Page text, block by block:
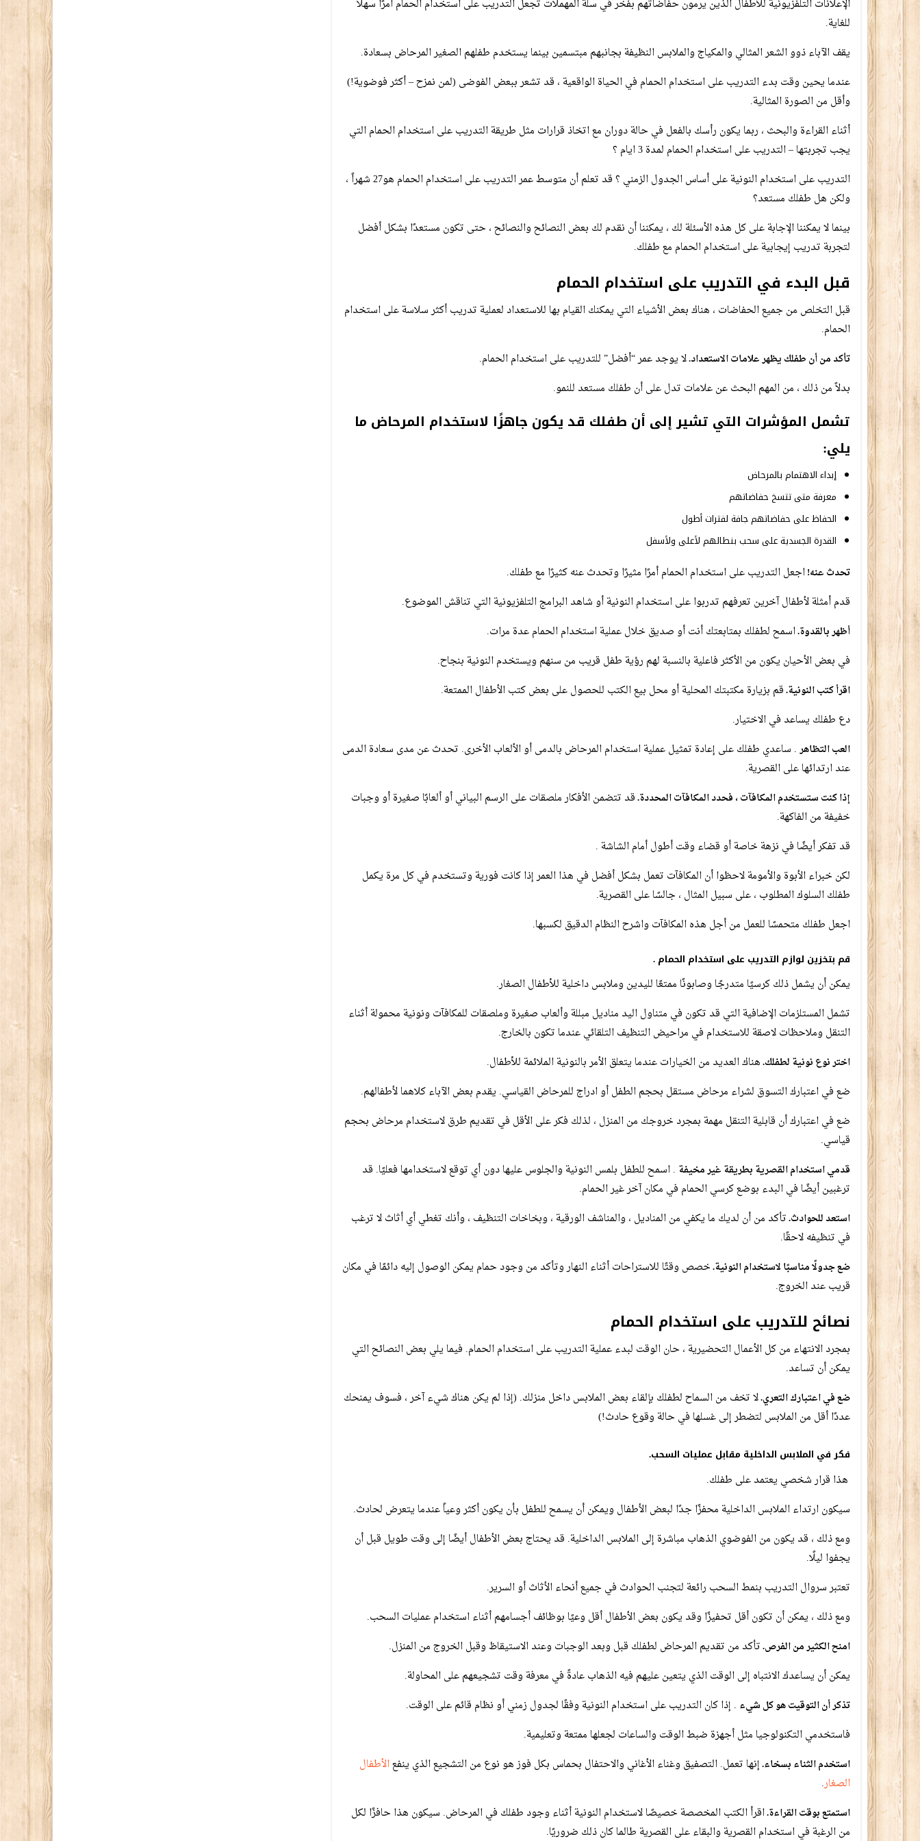
الإعلانات التلفزيونية للأطفال الذين يرمون حفاضاتهم بفخر في سلة المهملات تجعل التدريب على استخدام الحمام أمرًا سهلاً
للغاية.
يقف الآباء ذوو الشعر المثالي والمكياج والملابس النظيفة بجانبهم مبتسمين بينما يستخدم طفلهم الصغير المرحاض بسعادة.
عندما يحين وقت بدء التدريب على استخدام الحمام في الحياة الواقعية ، قد تشعر ببعض الفوضى (لمن نمزح – أكثر فوضوية!)
وأقل من الصورة المثالية.
أثناء القراءة والبحث ، ربما يكون رأسك بالفعل في حالة دوران مع اتخاذ قرارات مثل طريقة التدريب على استخدام الحمام التي
يجب تجربتها – التدريب على استخدام الحمام لمدة 3 ايام ؟
التدريب على استخدام النونية على أساس الجدول الزمني ؟ قد تعلم أن متوسط ​​عمر التدريب على استخدام الحمام هو27 شهراً ،
ولكن هل طفلك مستعد؟
بينما لا يمكننا الإجابة على كل هذه الأسئلة لك ، يمكننا أن نقدم لك بعض النصائح والنصائح ، حتى تكون مستعدًا بشكل أفضل
لتجربة تدريب إيجابية على استخدام الحمام مع طفلك.
قبل البدء في التدريب على استخدام الحمام
قبل التخلص من جميع الحفاضات ، هناك بعض الأشياء التي يمكنك القيام بها للاستعداد لعملية تدريب أكثر سلاسة على استخدام
الحمام.
تأكد من أن طفلك يظهر علامات الاستعداد.لا يوجد عمر “أفضل” للتدريب على استخدام الحمام.
بدلاً من ذلك ، من المهم البحث عن علامات تدل على أن طفلك مستعد للنمو.
تشمل المؤشرات التي تشير إلى أن طفلك قد يكون جاهزًا لاستخدام المرحاض ما
يلي:
إبداء الاهتمام بالمرحاض
معرفة متى تتسخ حفاضاتهم
الحفاظ على حفاضاتهم جافة لفترات أطول
القدرة الجسدية على سحب بنطالهم لأعلى ولأسفل
تحدث عنه!اجعل التدريب على استخدام الحمام أمرًا مثيرًا وتحدث عنه كثيرًا مع طفلك.
قدم أمثلة لأطفال آخرين تعرفهم تدربوا على استخدام النونية أو شاهد البرامج التلفزيونية التي تناقش الموضوع.
أظهر بالقدوة.اسمح لطفلك بمتابعتك أنت أو صديق خلال عملية استخدام الحمام عدة مرات.
في بعض الأحيان يكون من الأكثر فاعلية بالنسبة لهم رؤية طفل قريب من سنهم ويستخدم النونية بنجاح.
اقرأ كتب النونية.قم بزيارة مكتبتك المحلية أو محل بيع الكتب للحصول على بعض كتب الأطفال الممتعة.
دع طفلك يساعد في الاختيار.
العب التظاهر . ساعدي طفلك على إعادة تمثيل عملية استخدام المرحاض بالدمى أو الألعاب الأخرى. تحدث عن مدى سعادة الدمى
عند ارتدائها على القصرية.
إذا كنت ستستخدم المكافآت ، فحدد المكافآت المحددة.قد تتضمن الأفكار ملصقات على الرسم البياني أو ألعابًا صغيرة أو وجبات
خفيفة من الفاكهة.
قد تفكر أيضًا في نزهة خاصة أو قضاء وقت أطول أمام الشاشة .
لكن خبراء الأبوة والأمومة لاحظوا أن المكافآت تعمل بشكل أفضل في هذا العمر إذا كانت فورية وتستخدم في كل مرة يكمل
طفلك السلوك المطلوب ، على سبيل المثال ، جالسًا على القصرية.
اجعل طفلك متحمسًا للعمل من أجل هذه المكافآت واشرح النظام الدقيق لكسبها.
قم بتخزين لوازم التدريب على استخدام الحمام .
يمكن أن يشمل ذلك كرسيًا متدرجًا وصابونًا ممتعًا لليدين وملابس داخلية للأطفال الصغار.
تشمل المستلزمات الإضافية التي قد تكون في متناول اليد مناديل مبللة وألعاب صغيرة وملصقات للمكافآت ونونية محمولة أثناء
التنقل وملاحظات لاصقة للاستخدام في مراحيض التنظيف التلقائي عندما تكون بالخارج.
اختر نوع نونية لطفلك.هناك العديد من الخيارات عندما يتعلق الأمر بالنونية الملائمة للأطفال.
ضع في اعتبارك التسوق لشراء مرحاض مستقل بحجم الطفل أو ادراج للمرحاض القياسي. يقدم بعض الآباء كلاهما لأطفالهم.
ضع في اعتبارك أن قابلية التنقل مهمة بمجرد خروجك من المنزل ، لذلك فكر على الأقل في تقديم طرق لاستخدام مرحاض بحجم
قياسي.
قدمي استخدام القصرية بطريقة غير مخيفة . اسمح للطفل بلمس النونية والجلوس عليها دون أي توقع لاستخدامها فعليًا. قد
ترغبين أيضًا في البدء بوضع كرسي الحمام في مكان آخر غير الحمام.
استعد للحوادث.تأكد من أن لديك ما يكفي من المناديل ، والمناشف الورقية ، وبخاخات التنظيف ، وأنك تغطي أي أثاث لا ترغب
في تنظيفه لاحقًا.
ضع جدولًا مناسبًا لاستخدام النونية.خصص وقتًا للاستراحات أثناء النهار وتأكد من وجود حمام يمكن الوصول إليه دائمًا في مكان
قريب عند الخروج.
نصائح للتدريب على استخدام الحمام
بمجرد الانتهاء من كل الأعمال التحضيرية ، حان الوقت لبدء عملية التدريب على استخدام الحمام. فيما يلي بعض النصائح التي
يمكن أن تساعد.
ضع في اعتبارك التعري.لا تخف من السماح لطفلك بإلقاء بعض الملابس داخل منزلك. (إذا لم يكن هناك شيء آخر ، فسوف يمنحك
عددًا أقل من الملابس لتضطر إلى غسلها في حالة وقوع حادث!)
فكر في الملابس الداخلية مقابل عمليات السحب.
هذا قرار شخصي يعتمد على طفلك.
سيكون ارتداء الملابس الداخلية محفزًا جدًا لبعض الأطفال ويمكن أن يسمح للطفل بأن يكون أكثر وعياً عندما يتعرض لحادث.
ومع ذلك ، قد يكون من الفوضوي الذهاب مباشرة إلى الملابس الداخلية. قد يحتاج بعض الأطفال أيضًا إلى وقت طويل قبل أن
يجفوا ليلًا.
تعتبر سروال التدريب بنمط السحب رائعة لتجنب الحوادث في جميع أنحاء الأثاث أو السرير.
ومع ذلك ، يمكن أن تكون أقل تحفيزًا وقد يكون بعض الأطفال أقل وعيًا بوظائف أجسامهم أثناء استخدام عمليات السحب.
امنح الكثير من الفرص.تأكد من تقديم المرحاض لطفلك قبل وبعد الوجبات وعند الاستيقاظ وقبل الخروج من المنزل.
يمكن أن يساعدك الانتباه إلى الوقت الذي يتعين عليهم فيه الذهاب عادةً في معرفة وقت تشجيعهم على المحاولة.
تذكر أن التوقيت هو كل شيء . إذا كان التدريب على استخدام النونية وفقًا لجدول زمني أو نظام قائم على الوقت.
فاستخدمي التكنولوجيا مثل أجهزة ضبط الوقت والساعات لجعلها ممتعة وتعليمية.
استخدم الثناء بسخاء.إنها تعمل. التصفيق وغناء الأغاني والاحتفال بحماس بكل فوز هو نوع من التشجيع الذي ينفعالأطفال
الصغار.
استمتع بوقت القراءة.اقرأ الكتب المخصصة خصيصًا لاستخدام النونية أثناء وجود طفلك في المرحاض. سيكون هذا حافزًا لكل
من الرغبة في استخدام القصرية والبقاء على القصرية طالما كان ذلك ضروريًا.